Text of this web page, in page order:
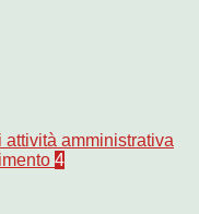
attività amministrativa
4